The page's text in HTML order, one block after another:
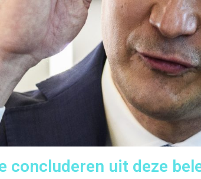
concluderen uit deze